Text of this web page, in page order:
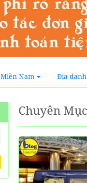
Miền Nam Địa
Chuyên